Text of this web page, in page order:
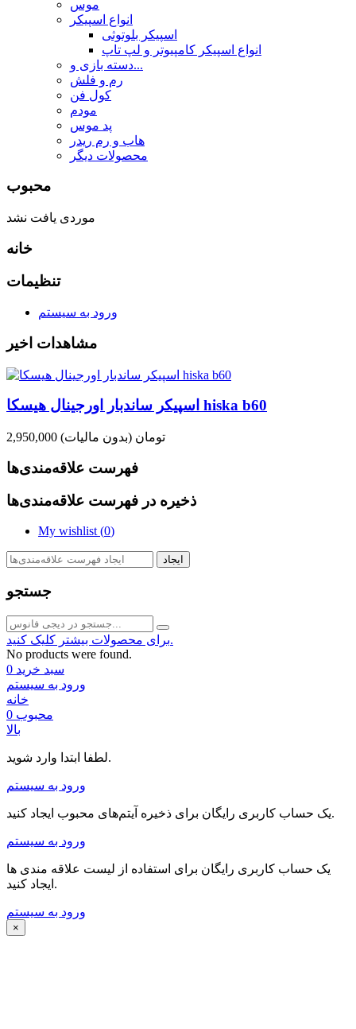
موس
انواع اسپیکر
اسپیکر بلوتوثی
انواع اسپیکر کامپیوتر و لپ تاپ
دسته بازی و...
رم و فلش
کول فن
مودم
پد موس
هاب و رم ریدر
محصولات دیگر
محبوب
موردی یافت نشد
خانه
تنظیمات
ورود به سیستم
مشاهدات اخیر
اسپیکر ساندبار اورجینال هیسکا hiska b60
2,950,000 تومان (بدون مالیات)
فهرست علاقه‌مندی‌ها
ذخیره در فهرست علاقه‌مندی‌ها
My wishlist (0)
ایجاد
جستجو
برای محصولات بیشتر کلیک کنید.
No products were found.
سبد خرید 0
ورود به سیستم
خانه
محبوب 0
بالا
لطفا ابتدا وارد شوید.
ورود به سیستم
یک حساب کاربری رایگان برای ذخیره آیتم‌های محبوب ایجاد کنید.
ورود به سیستم
یک حساب کاربری رایگان برای استفاده از لیست علاقه مندی ها
ایجاد کنید.
ورود به سیستم
×